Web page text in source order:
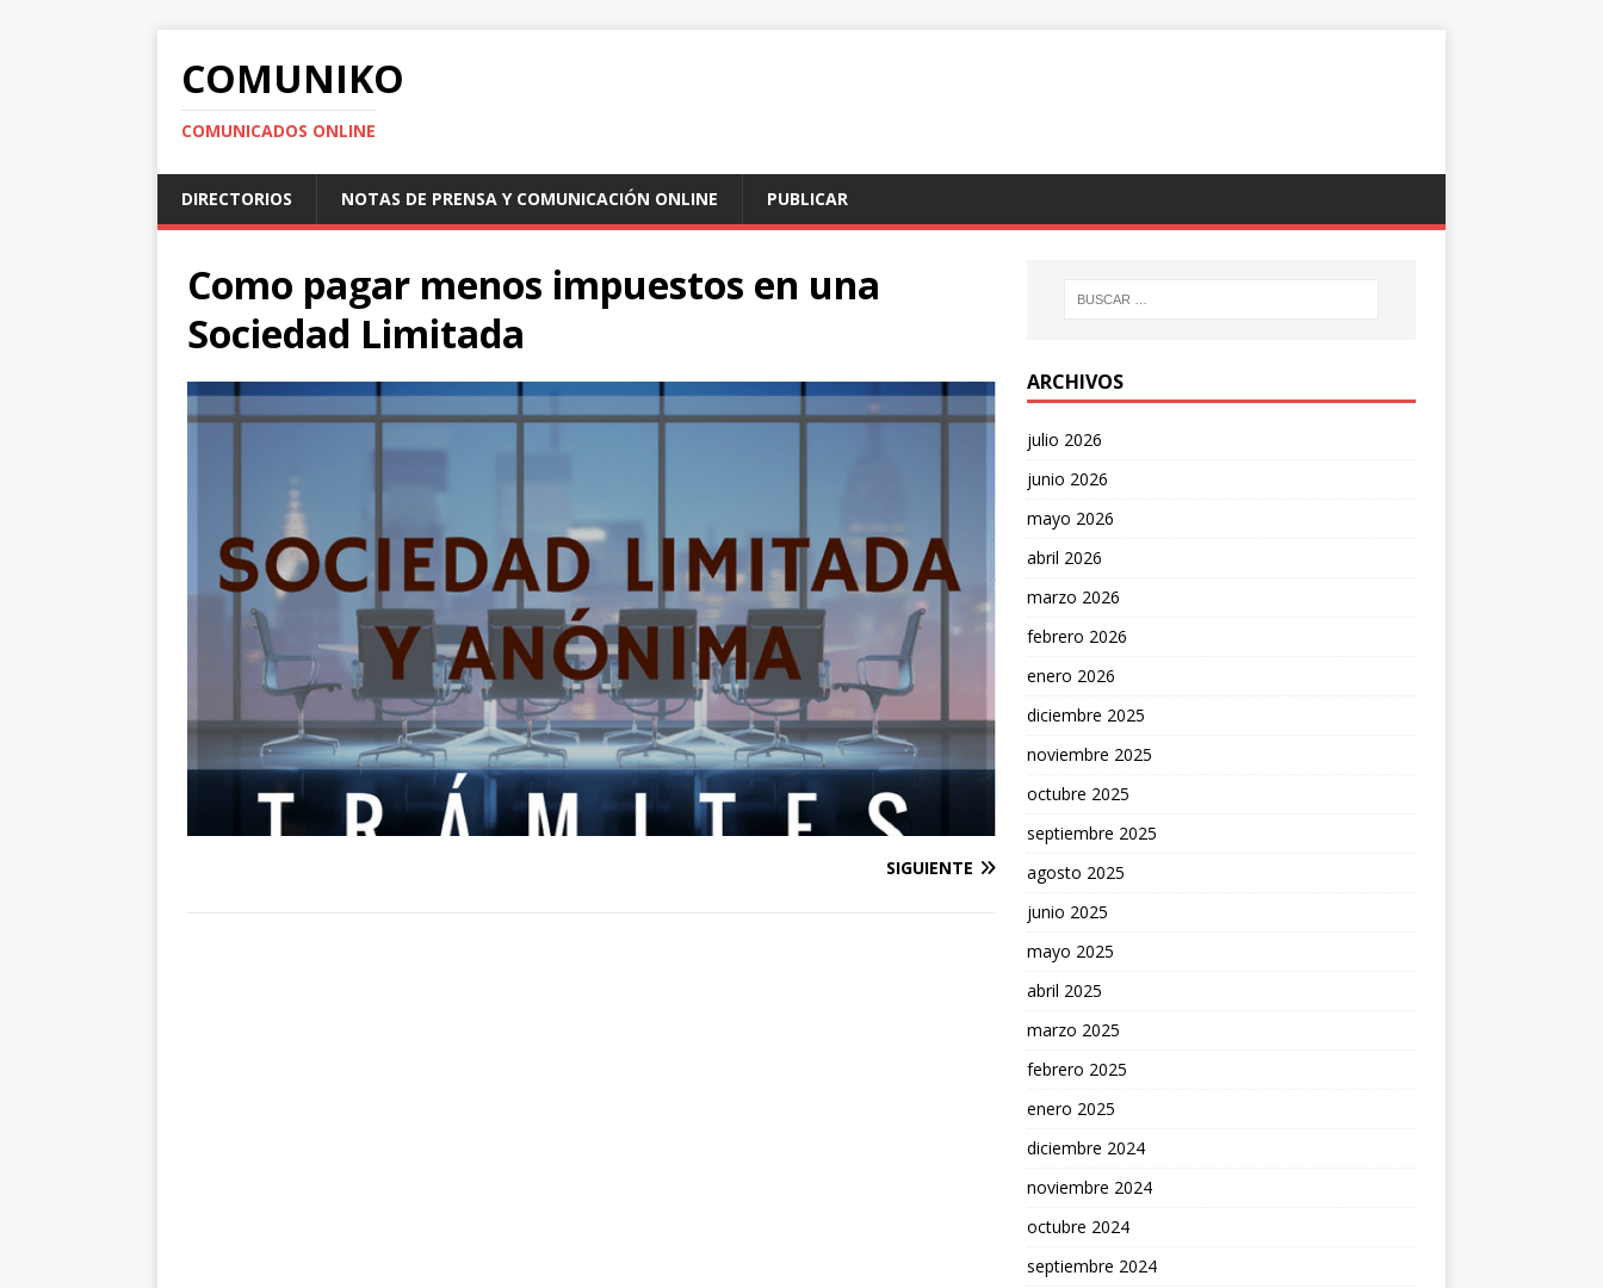
COMUNIKO
COMUNICADOS ONLINE
DIRECTORIOS NOTAS DE PRENSA Y COMUNICACIÓN ONLINE PUBLICAR
Como pagar menos impuestos en una
Sociedad Limitada
SIGUIENTE
ARCHIVOS
julio 2026
junio 2026
mayo 2026
abril 2026
marzo 2026
febrero 2026
enero 2026
diciembre 2025
noviembre 2025
octubre 2025
septiembre 2025
agosto 2025
junio 2025
mayo 2025
abril 2025
marzo 2025
febrero 2025
enero 2025
diciembre 2024
noviembre 2024
octubre 2024
septiembre 2024